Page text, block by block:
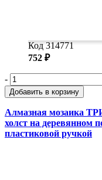
Код 314771
752 ₽
-
Добавить в корзину
Алмазная мозаика
холст на деревянном
пластиковой ручкой